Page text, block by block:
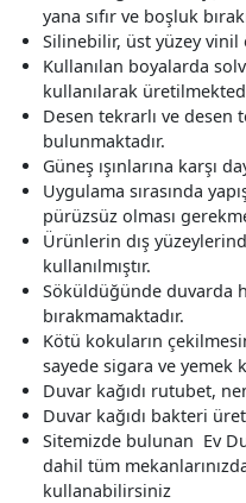
yana sıfır ve boşluk
Silinebilir, üst yüzey vinil
Kullanılan boyalarda
kullanılarak
Desen tekrarlı ve desen
bulunmaktadır.
Güneş ışınlarına karşı
Uygulama sırasında
pürüzsüz olması
Ürünlerin dış
kullanılmıştır.
Söküldüğünde duvarda
bırakmamaktadır.
Kötü kokuların
sayede sigara ve yemek
Duvar kağıdı rutubet,
Duvar kağıdı bakteri
Sitemizde bulunan Ev
dahil tüm
kullanabilirsiniz